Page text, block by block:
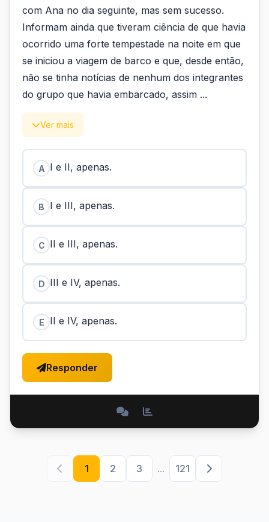
com Ana no dia seguinte, mas sem sucesso.
Informam ainda que tiveram ciência de que havia
ocorrido uma forte tempestade na noite em que
se iniciou a viagem de barco e que, desde então,
não se tinha notícias de nenhum dos integrantes
do grupo que havia embarcado, assim ...
Ver mais
A I e II, apenas.
B I e III, apenas.
C II e III, apenas.
D III e IV, apenas.
E II e IV, apenas.
Responder
1 2 3 ... 121